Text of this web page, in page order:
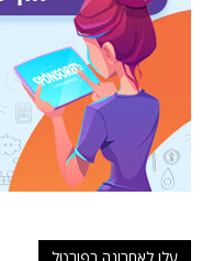
עלו לאחרונה בפורטל